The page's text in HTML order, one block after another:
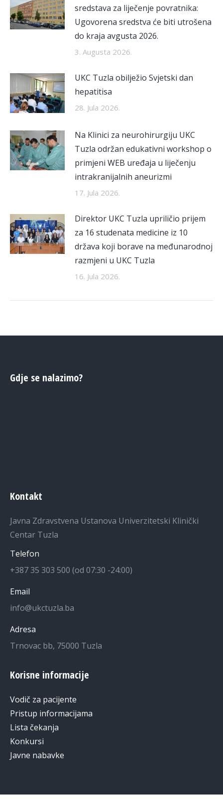
sredstava za liječenje povratnika:
Ugovorena sredstva će biti utrošena
do kraja avgusta 2026.
3. Augusta 2026.
UKC Tuzla obilježio Svjetski dan
hepatitisa
28. Jula 2026.
Na Klinici za neurohirurgiju UKC
Tuzla održan edukativni workshop o
primjeni WEB uređaja u liječenju
intrakranijalnih aneurizmi
17. Jula 2026.
Direktor UKC Tuzla upriličio prijem
za 16 studenata medicine iz 10
država koji borave na međunarodnoj
razmjeni u UKC Tuzla
16. Jula 2026.
Gdje se nalazimo?
Kontakt
Javna Zdravstvena Ustanova Univerzitetski Klinički
Centar Tuzla
Telefon
+387 35 303 500 (od 07:30 -24:00)
Email
info@ukctuzla.ba
Adresa
Trnovac bb, 75000 Tuzla
Korisne informacije
Vodič za pacijente
Pristup informacijama
Lista čekanja
Konkursi
Javne nabavke